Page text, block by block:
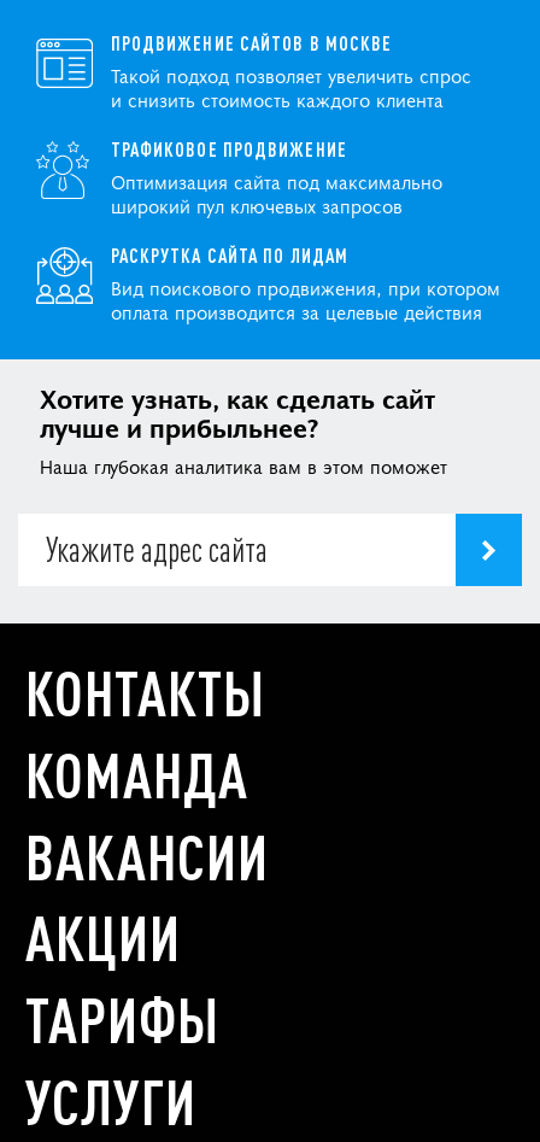
ПРОДВИЖЕНИЕ САЙТОВ В МОСКВЕ
Такой подход позволяет увеличить спрос
и снизить стоимость каждого клиента
ТРАФИКОВОЕ ПРОДВИЖЕНИЕ
Оптимизация сайта под максимально
широкий пул ключевых запросов
РАСКРУТКА САЙТА ПО ЛИДАМ
Вид поискового продвижения, при котором
оплата производится за целевые действия
Хотите узнать, как сделать сайт
лучше и прибыльнее?
Наша глубокая аналитика вам в этом поможет
КОНТАКТЫ
КОМАНДА
ВАКАНСИИ
АКЦИИ
ТАРИФЫ
УСЛУГИ